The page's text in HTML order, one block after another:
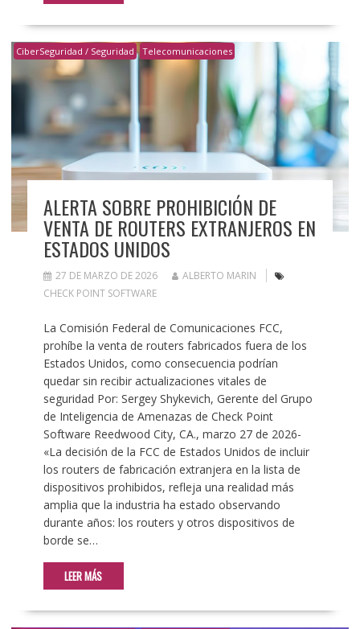
CiberSeguridad / Seguridad Telecomunicaciones
ALERTA SOBRE PROHIBICIÓN DE
VENTA DE ROUTERS EXTRANJEROS EN
ESTADOS UNIDOS
27 DE MARZO DE 2026
ALBERTO MARIN
CHECK POINT SOFTWARE
La Comisión Federal de Comunicaciones FCC,
prohíbe la venta de routers fabricados fuera de los
Estados Unidos, como consecuencia podrían
quedar sin recibir actualizaciones vitales de
seguridad Por: Sergey Shykevich, Gerente del Grupo
de Inteligencia de Amenazas de Check Point
Software Reedwood City, CA., marzo 27 de 2026-
«La decisión de la FCC de Estados Unidos de incluir
los routers de fabricación extranjera en la lista de
dispositivos prohibidos, refleja una realidad más
amplia que la industria ha estado observando
durante años: los routers y otros dispositivos de
borde se…
LEER MÁS